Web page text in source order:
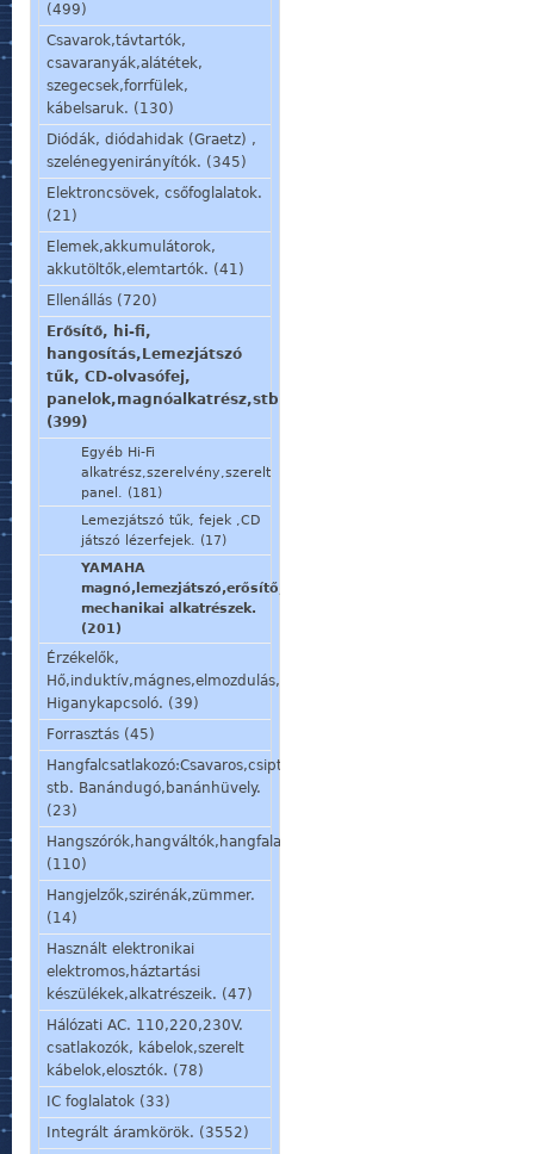
(499)
Csavarok,távtartók,
csavaranyák,alátétek,
szegecsek,forrfülek,
kábelsaruk. (130)
Diódák, diódahidak (Graetz) ,
szelénegyenirányítók. (345)
Elektroncsövek, csőfoglalatok.
(21)
Elemek,akkumulátorok,
akkutöltők,elemtartók. (41)
Ellenállás (720)
Erősítő, hi-fi,
hangosítás,Lemezjátszó
tűk, CD-olvasófej,
panelok,magnóalkatrész,stb.
(399)
Egyéb Hi-Fi
alkatrész,szerelvény,szerelt
panel. (181)
Lemezjátszó tűk, fejek ,CD
játszó lézerfejek. (17)
YAMAHA
magnó,lemezjátszó,erősítő,stb.
mechanikai alkatrészek.
(201)
Érzékelők,
Hő,induktív,mágnes,elmozdulás,stb.
Higanykapcsoló. (39)
Forrasztás (45)
Hangfalcsatlakozó:Csavaros,csiptetős,speakon,din,
stb. Banándugó,banánhüvely.
(23)
Hangszórók,hangváltók,hangfalalkatrészek,mikrofon,fülhallgató.
(110)
Hangjelzők,szirénák,zümmer.
(14)
Használt elektronikai
elektromos,háztartási
készülékek,alkatrészeik. (47)
Hálózati AC. 110,220,230V.
csatlakozók, kábelok,szerelt
kábelok,elosztók. (78)
IC foglalatok (33)
Integrált áramkörök. (3552)